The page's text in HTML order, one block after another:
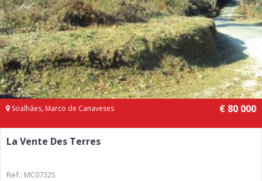
Soalhães, Marco de Canaveses € 80 000
La Vente Des Terres
Ref.: MC07325